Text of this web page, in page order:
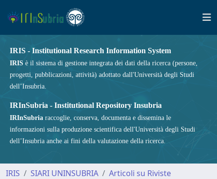
IRIS - Institutional Research Information System
IRIS è il sistema di gestione integrata dei dati della ricerca (persone,
progetti, pubblicazioni, attività) adottato dall'Università degli Studi
dell’Insubria.
IRInSubria - Institutional Repository Insubria
IRInSubria raccoglie, conserva, documenta e dissemina le
informazioni sulla produzione scientifica dell'Università degli Studi
dell’Insubria anche ai fini della valutazione della ricerca.
IRIS SIARI UNINSUBRIA
Articoli su Riviste